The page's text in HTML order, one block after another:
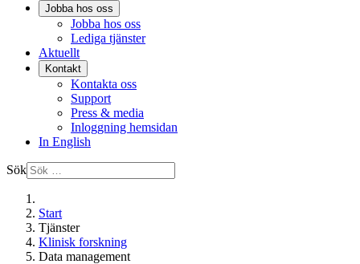
Jobba hos oss
Jobba hos oss
Lediga tjänster
Aktuellt
Kontakt
Kontakta oss
Support
Press & media
Inloggning hemsidan
In English
Sök
Start
Tjänster
Klinisk forskning
Data management